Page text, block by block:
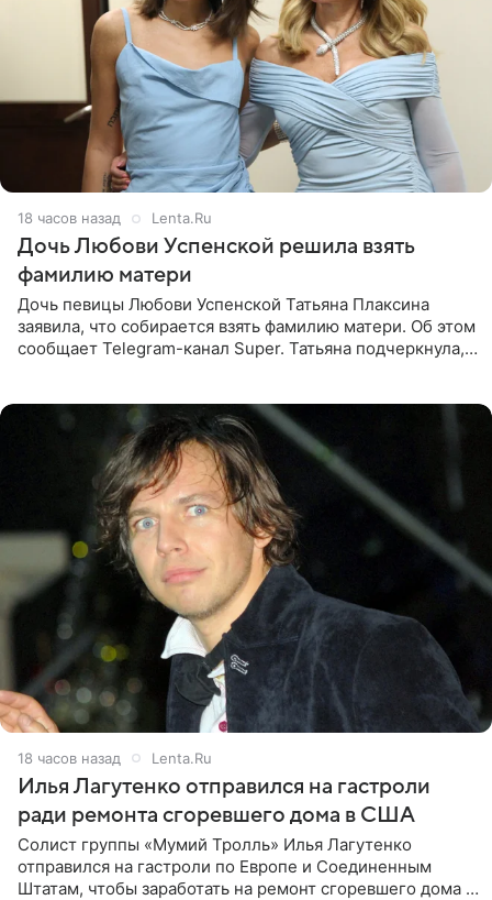
18 часов назад Lenta.Ru
Дочь Любови Успенской решила взять
фамилию матери
Дочь певицы Любови Успенской Татьяна Плаксина
заявила, что собирается взять фамилию матери. Об этом
сообщает Telegram-канал Super. Татьяна подчеркнула,
18 часов назад Lenta.Ru
Илья Лагутенко отправился на гастроли
ради ремонта сгоревшего дома в США
Солист группы «Мумий Тролль» Илья Лагутенко
отправился на гастроли по Европе и Соединенным
Штатам, чтобы заработать на ремонт сгоревшего дома в